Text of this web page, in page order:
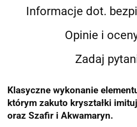
Informacje dot.
Opinie i
Zadaj
Klasyczne wykonanie
którym zakuto kryształki
oraz Szafir i Akwamaryn.